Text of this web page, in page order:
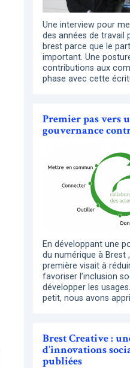
Une interview pour
des années de travail
brest parce que le
important. Une
contributions aux
phase avec cette
Premier pas vers
gouvernance
En développant une
du numérique à Brest
première visait à
favoriser l’inclusion
développer les
petit, nous avons
Brest Creative :
d’innovations
publiées